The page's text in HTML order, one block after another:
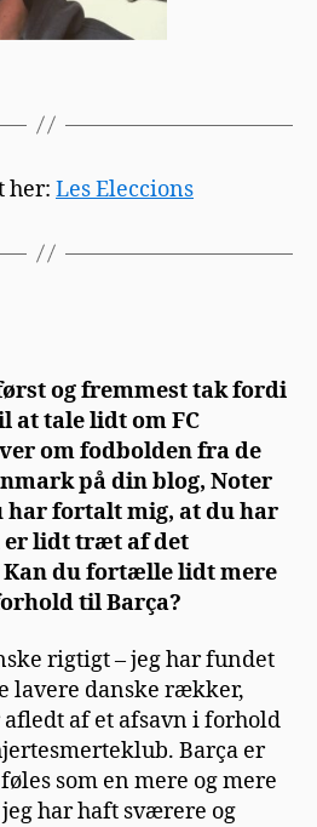
her: Les Eleccions
og fremmest tak fordi
at tale lidt om FC
om fodbolden fra de
på din blog, Noter
har fortalt mig, at du har
er lidt træt af det
du fortælle lidt mere
til Barça?
rigtigt – jeg har fundet
lavere danske rækker,
af et afsavn i forhold
Barça er
som en mere og mere
har haft sværere og